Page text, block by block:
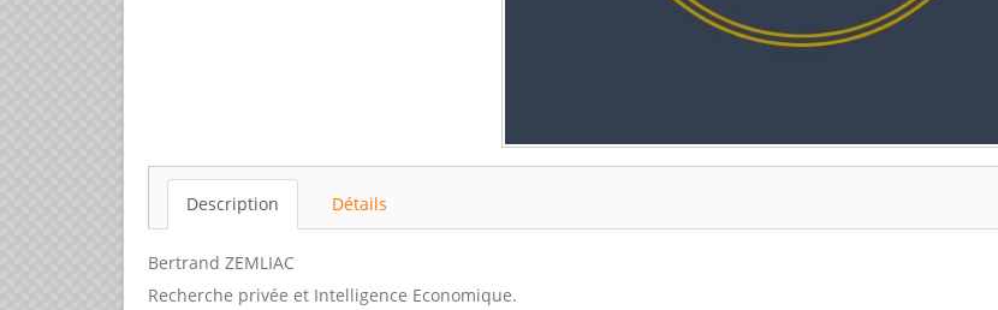
Description Détails
Bertrand ZEMLIAC
Recherche privée et Intelligence Economique.